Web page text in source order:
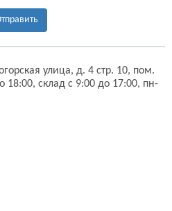
улица, д. 4 стр. 10, пом.
18:00, склад с 9:00 до 17:00, пн-